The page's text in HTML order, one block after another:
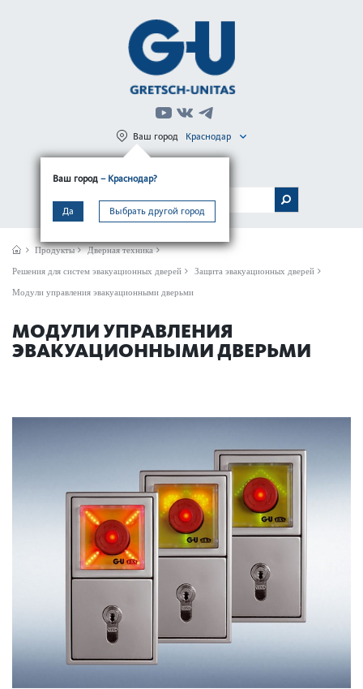
Ваш город – Краснодар?
Да Выбрать другой город
Ваш город Краснодар
МЕНЮ
Продукты Дверная техника
Решения для систем эвакуационных дверей Защита эвакуационных дверей
Модули управления эвакуационными дверьми
МОДУЛИ УПРАВЛЕНИЯ
ЭВАКУАЦИОННЫМИ ДВЕРЬМИ